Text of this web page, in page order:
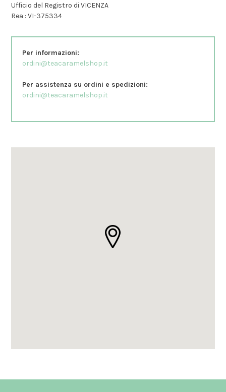
Ufficio del Registro di VICENZA
Rea : VI-375334
Per informazioni:
ordini@teacaramelshop.it
Per assistenza su ordini e spedizioni:
ordini@teacaramelshop.it